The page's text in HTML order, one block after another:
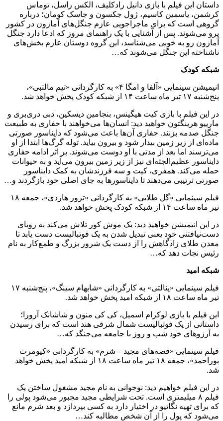
داستان این فیلم با بازی دانیل رادکلیف، الکس راسل، توماس
کرشمن، یاسمین کاسیم، ژول جکسون و جاسک کومان؛ درباره
گروهی است که برای ماجراجویی عازم جنگل‌های آمازون در کشور
پرو می‌شوند. پس از آشنایی با یک راهنمای مروز که ادعا دارد جنگل
آمازون رو به خوبی می‌شناسد، این گروه دوستان عازم بخش‌های
ناشناخته این جنگل می‌شوند که…
شبکه کودک
انیمیشن سینمایی «آلفا و امگا ۴» به کارگردانی «تیم مالتبی»،
پنج‌شنبه ۱۷ تیر ماه ساعت ۱۴ از شبکه کودک پخش خواهد شد.
در این فیلم با بازی کیت هیگینس، بنجامین دیسکین، دبی دری‌بری و
مارییو هرینگتون خواهید دید: انسان‌ها می‌خواهند با حفاری به طبیعت
جنگل صدمه بزنند. حفاری آن‌ها باعث می‌شود که دایناسور صورتی
ماده‌ای از زیر زمین بیدار شود و بیرون بیاید. توله گرگ‌ها ابتدا از او
می‌ترسند اما بعد از مدتی با او دوست می‌شوند. بر اثر ادامه حفاری
دایناسور عظیم‌الجثه‌ای نیز از زیر زمین بیرون می‌آید و به حیوانات
حمله می‌کند. همفری، کیت و سه فرزندشان به کمک دایناسور
صورتی ترتیبی می‌دهند تا دایناسورها به جای اصلی خود بازگردند و…
فیلم سینمایی «گل طلایی» به کارگردانی «ترور هاردی»، جمعه ۱۸
تیر ماه ساعت ۱۴ از شبکه کودک پخش خواهد شد.
در این انیمیشن خواهید دید: یک موش کور تلاش می‌کند به رویای
دست‌نیافتنی خود یعنی تبدیل شدن به یک فوتبالیست دست یابد تا
معدن طلای زادگاهش را از دست یک شرور بزرگ و طمع‌کار به نام
رئیس نجات دهد که…
شبکه امید
فیلم سینمایی «پنالتی» به کارگردانی «شابهام سینگ»، پنج‌شنبه ۱۷
تیر ماه ساعت ۱۸ از شبکه امید پخش خواهد شد.
این فیلم با بازی لوکرام اسمیل، کی کی منون و شاشانک آرورا؛
داستانی از یک فوتبالیست شمال شرقی هند است که برای رسیدن
به آرزوهای خود شب و روز با جامعه می‌جنگد که…
فیلم سینمایی «قصه‌های مجید – شرم» به کارگردانی «کیومرث
پوراحمد»، جمعه ۱۸ تیر ماه ساعت ۱۸ از شبکه امید پخش خواهد
شد.
در این فیلم خواهیم دید: نوجوانی به نام مجید مشغول ساختن یک
فیلم ۸ میلیمتری است. تحت شرایطی مجید مجبور می‌شود پولی را
که برای تهیه نگاتیو در اختیار دارد به کسی بپردازد و بعد شرم مانع
می‌شود که پول را از آن شخص مطالبه کند…